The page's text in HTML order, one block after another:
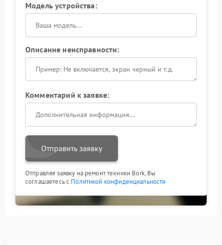
Модель устройства:
Описание неисправности:
Комментарий к заявке:
Отправить заявку
Отправляя заявку на ремонт техники Bork, Вы
соглашаетесь с Политикой конфиденциальности